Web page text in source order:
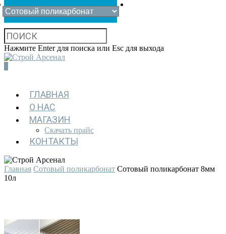
Нажмите Enter для поиска или Esc для выхода
ГЛАВНАЯ
О НАС
МАГАЗИН
Скачать прайс
КОНТАКТЫ
Главная Сотовый поликарбонат Сотовый поликарбонат 8мм
10л